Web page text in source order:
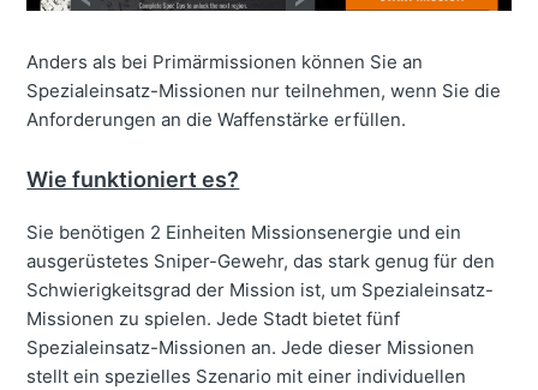
Anders als bei Primärmissionen können Sie an
Spezialeinsatz-Missionen nur teilnehmen, wenn Sie die
Anforderungen an die Waffenstärke erfüllen.
Wie funktioniert es?
Sie benötigen 2 Einheiten Missionsenergie und ein
ausgerüstetes Sniper-Gewehr, das stark genug für den
Schwierigkeitsgrad der Mission ist, um Spezialeinsatz-
Missionen zu spielen. Jede Stadt bietet fünf
Spezialeinsatz-Missionen an. Jede dieser Missionen
stellt ein spezielles Szenario mit einer individuellen